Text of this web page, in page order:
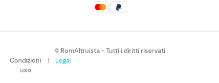
© RomAltruista - Tutti i diritti riservati
Condizioni
uso
| Legal